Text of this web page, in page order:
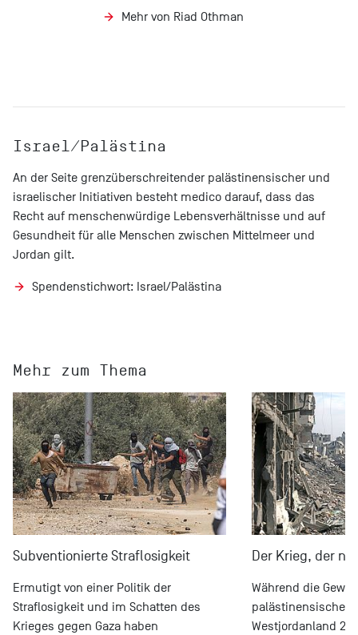
Mehr von Riad Othman
Israel/Palästina
An der Seite grenzüberschreitender palästinensischer und
israelischer Initiativen besteht medico darauf, dass das
Recht auf menschenwürdige Lebensverhältnisse und auf
Gesundheit für alle Menschen zwischen Mittelmeer und
Jordan gilt.
Spendenstichwort: Israel/Palästina
Mehr zum Thema
Subventionierte Straflosigkeit
Ermutigt von einer Politik der
Straflosigkeit und im Schatten des
Krieges gegen Gaza haben
Der Krieg, der
Während die
palästinensische
Westjordanland